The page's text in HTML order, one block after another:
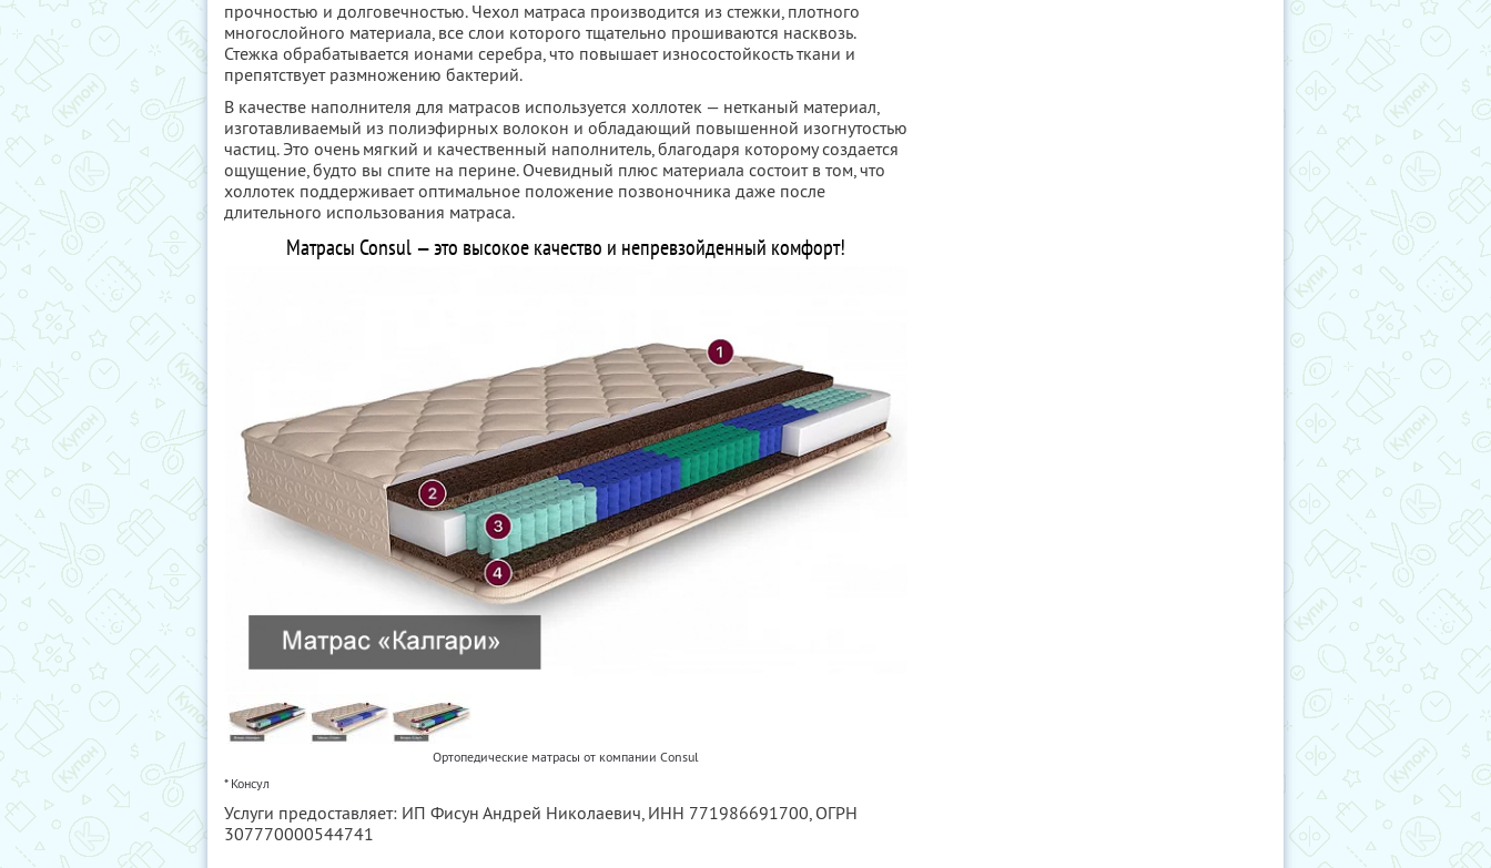
прочностью и долговечностью. Чехол матраса производится из стежки, плотного
многослойного материала, все слои которого тщательно прошиваются насквозь.
Стежка обрабатывается ионами серебра, что повышает износостойкость ткани и
препятствует размножению бактерий.
В качестве наполнителя для матрасов используется холлотек — нетканый материал,
изготавливаемый из полиэфирных волокон и обладающий повышенной изогнутостью
частиц. Это очень мягкий и качественный наполнитель, благодаря которому создается
ощущение, будто вы спите на перине. Очевидный плюс материала состоит в том, что
холлотек поддерживает оптимальное положение позвоночника даже после
длительного использования матраса.
Матрасы Consul — это высокое качество и непревзойденный комфорт!
Ортопедические матрасы от компании Consul
* Консул
Услуги предоставляет: ИП Фисун Андрей Николаевич, ИНН 771986691700, ОГРН
307770000544741